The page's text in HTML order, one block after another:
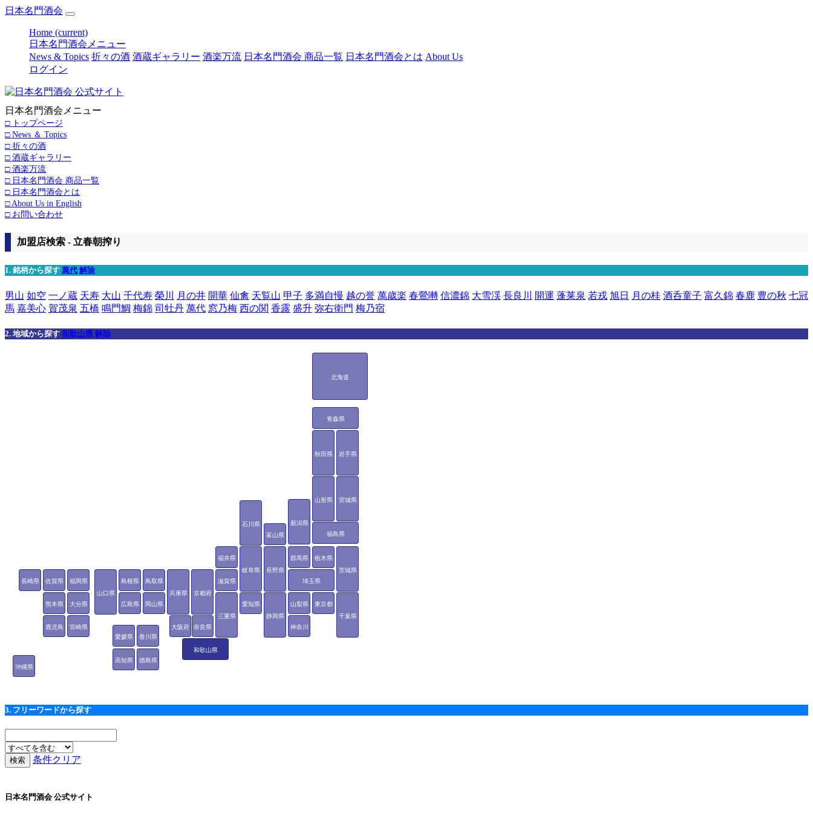
日本名門酒会
Home (current)
日本名門酒会メニュー
News & Topics 折々の酒 酒蔵ギャラリー 酒楽万流 日本名門酒会 商品一覧 日本名門酒会とは About Us
ログイン
日本名門酒会メニュー
□ トップページ
□ News ＆ Topics
□ 折々の酒
□ 酒蔵ギャラリー
□ 酒楽万流
□ 日本名門酒会 商品一覧
□ 日本名門酒会とは
□ About Us in English
□ お問い合わせ
加盟店検索 - 立春朝搾り
1. 銘柄から探す 萬代 解除
男山 如空 一ノ蔵 天寿 大山 千代寿 榮川 月の井 開華 仙禽 天覧山 甲子 多満自慢 越の誉 萬歳楽 春鶯囀 信濃錦 大雪渓 長良川 開運 蓬莱泉 若戎 旭日 月の桂 酒呑童子 富久錦 春鹿 豊の秋 七冠
馬 嘉美心 賀茂泉 五橋 鳴門鯛 梅錦 司牡丹 萬代 窓乃梅 西の関 香露 盛升 弥右衛門 梅乃宿
2. 地域から探す 和歌山県 解除
北海道
青森県
岩手県
宮城県
秋田県
山形県
福島県
茨城県
栃木県
群馬県
埼玉県
千葉県
東京都
神奈川
新潟県
富山県
石川県
福井県
山梨県
長野県
岐阜県
静岡県
愛知県
三重県
滋賀県
京都府
大阪府
兵庫県
奈良県
和歌山県
鳥取県
島根県
岡山県
広島県
山口県
徳島県
香川県
愛媛県
高知県
福岡県
佐賀県
長崎県
熊本県 大分県
宮崎県
鹿児島
沖縄県
3. フリーワードから探す
条件クリア
日本名門酒会 公式サイト